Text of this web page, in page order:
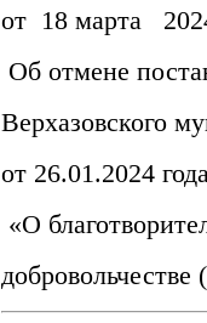
от 18 марта
Об отмене
Верхазовского
от 26.01.2024
«О
добровольчестве